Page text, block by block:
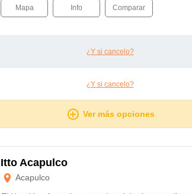
Mapa Info Comparar
¿Y si cancelo?
¿Y si cancelo?
Ver más opciones
Itto Acapulco
Acapulco